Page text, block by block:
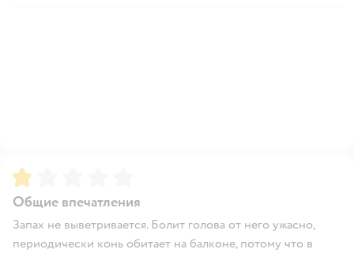
Рейтинг:
Общие впечатления
Запах не выветривается. Болит голова от него ужасно,
периодически конь обитает на балконе, потому что в